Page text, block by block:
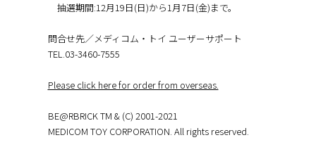
抽選期間:12月19日(日)から1月7日(金)まで。
問合せ先／メディコム・トイ ユーザーサポート
TEL.︎03-3460-7555
Please click here for order from overseas.
BE@RBRICK TM & (C) 2001-2021
MEDICOM TOY CORPORATION. All rights reserved.